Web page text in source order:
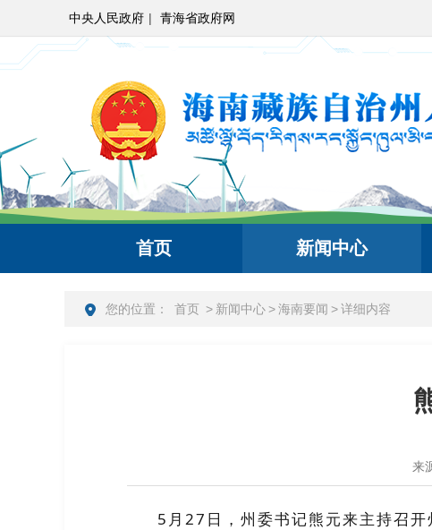
中央人民政府 | 青海省政府网
首页 新闻中心
您的位置： 首页 > 新闻中心>海南要闻 >详细内容
来
5月27日，州委书记熊元来主持召